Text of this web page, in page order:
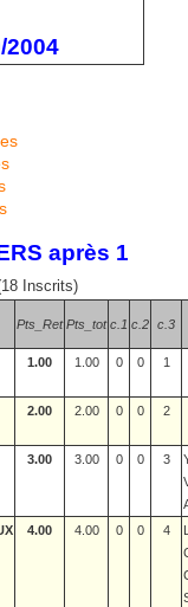
2004
après 1
Inscrits)
Pts_Ret Pts_tot c.1 c.2 c.3
1.00 1.00 0 0 1
2.00 2.00 0 0 2
3.00 3.00 0 0 3
4.00 4.00 0 0 4